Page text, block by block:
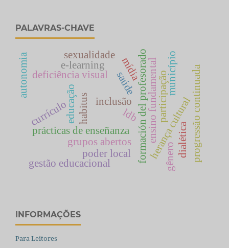
PALAVRAS-CHAVE
educação
deficiência visual
inclusão
e-learning formación del profesorado
prácticas de enseñanza
habitus herança culturalprogressão continuada
ensino fundamental
saúde participação
grupos abertos dialética
município
autonomia
poder local
gestão educacional
currículo ldb
gênero
mídia
sexualidade
INFORMAÇÕES
Para Leitores